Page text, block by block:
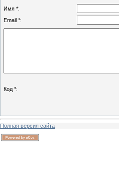
Имя *:
Email *:
Код *:
Полная версия сайта